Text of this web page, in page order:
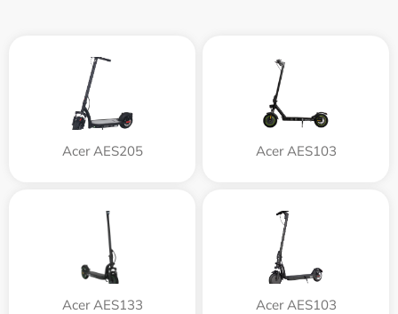
Acer AES205 Acer AES103
Acer AES133 Acer AES103